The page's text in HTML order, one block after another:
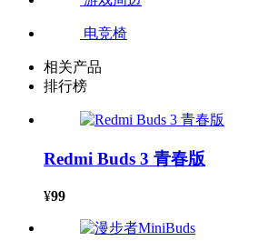
电竞椅
相关产品
排行榜
Redmi Buds 3 青春版
¥99